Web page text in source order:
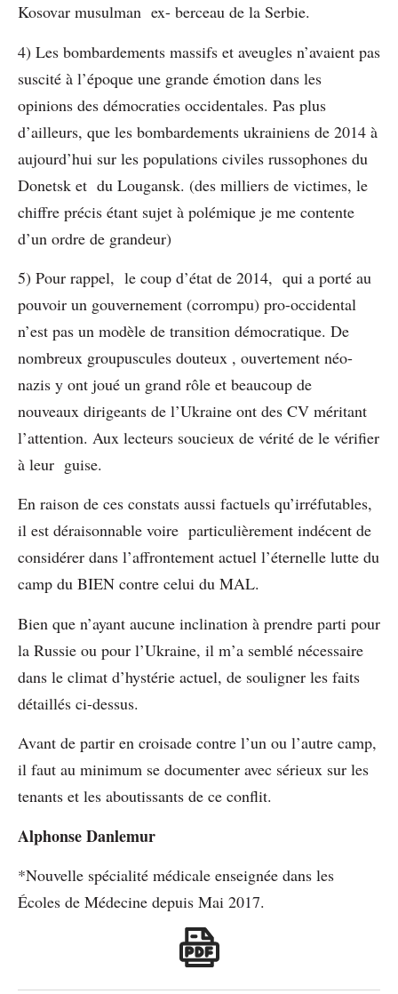
Kosovar musulman ex- berceau de la Serbie.
4) Les bombardements massifs et aveugles n’avaient pas
suscité à l’époque une grande émotion dans les
opinions des démocraties occidentales. Pas plus
d’ailleurs, que les bombardements ukrainiens de 2014 à
aujourd’hui sur les populations civiles russophones du
Donetsk et du Lougansk. (des milliers de victimes, le
chiffre précis étant sujet à polémique je me contente
d’un ordre de grandeur)
5) Pour rappel, le coup d’état de 2014, qui a porté au
pouvoir un gouvernement (corrompu) pro-occidental
n’est pas un modèle de transition démocratique. De
nombreux groupuscules douteux , ouvertement néo-
nazis y ont joué un grand rôle et beaucoup de
nouveaux dirigeants de l’Ukraine ont des CV méritant
l’attention. Aux lecteurs soucieux de vérité de le vérifier
à leur guise.
En raison de ces constats aussi factuels qu’irréfutables,
il est déraisonnable voire particulièrement indécent de
considérer dans l’affrontement actuel l’éternelle lutte du
camp du BIEN contre celui du MAL.
Bien que n’ayant aucune inclination à prendre parti pour
la Russie ou pour l’Ukraine, il m’a semblé nécessaire
dans le climat d’hystérie actuel, de souligner les faits
détaillés ci-dessus.
Avant de partir en croisade contre l’un ou l’autre camp,
il faut au minimum se documenter avec sérieux sur les
tenants et les aboutissants de ce conflit.
Alphonse Danlemur
*Nouvelle spécialité médicale enseignée dans les
Écoles de Médecine depuis Mai 2017.